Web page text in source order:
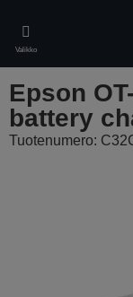
main
content
Valikko
Epson
battery
Tuotenumero: